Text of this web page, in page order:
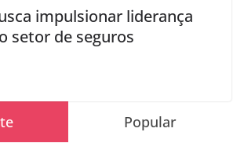
impulsionar liderança
setor de seguros
Popular